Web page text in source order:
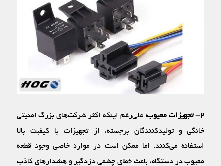
۲- تجهیزات معیوب:
علی‌رغم اینکه اکثر شرکت‌های بزرگ امنیتی
خانگی و تولیدکنندگان برجسته، از تجهیزات با کیفیت بالا
استفاده می‌کنند، اما ممکن است در موارد خاصی وجود قطعه
معیوب در دستگاه، باعث خطای چشمی دزدگیر و هشدارهای کاذب